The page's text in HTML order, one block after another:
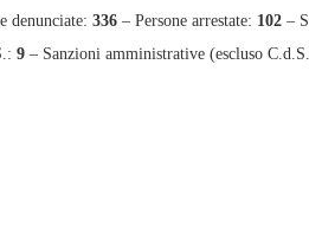
denunciate: 336 – Persone arrestate: 102 –
9 – Sanzioni amministrative (escluso